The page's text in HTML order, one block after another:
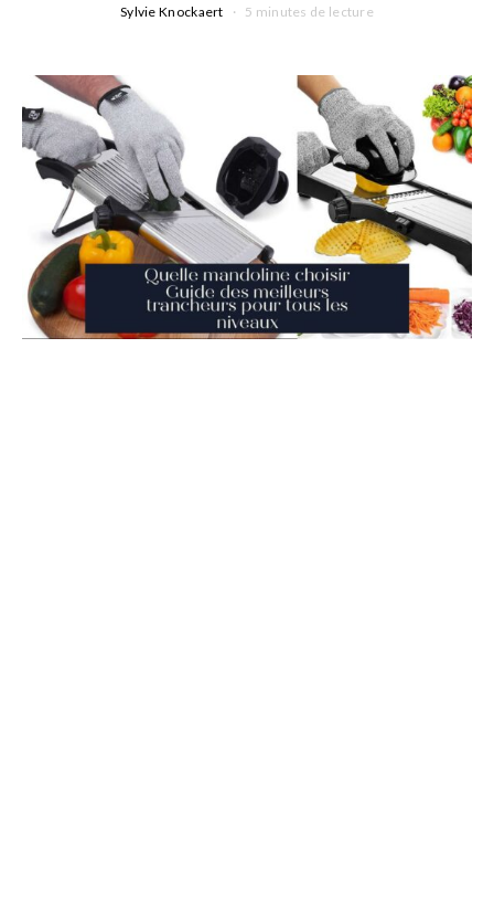
Sylvie Knockaert 5 minutes de lecture